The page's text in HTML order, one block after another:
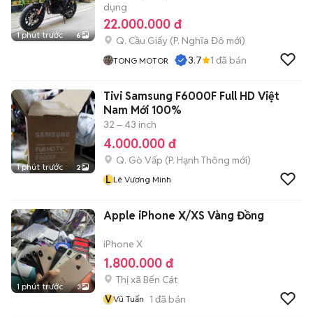
1 phút trước 6
dụng
22.000.000 đ
Q. Cầu Giấy (P. Nghĩa Đô mới)
TONG MOTOR 3.7 1 đã bán
1 phút trước 2
Tivi Samsung F6000F Full HD Việt
Nam Mới 100%
32 – 43 inch
4.000.000 đ
Q. Gò Vấp (P. Hạnh Thông mới)
L Lê Vương Minh
1 phút trước 3
Apple iPhone X/XS Vàng Đồng
iPhone X
1.800.000 đ
Thị xã Bến Cát
VVũ Tuấn 1 đã bán